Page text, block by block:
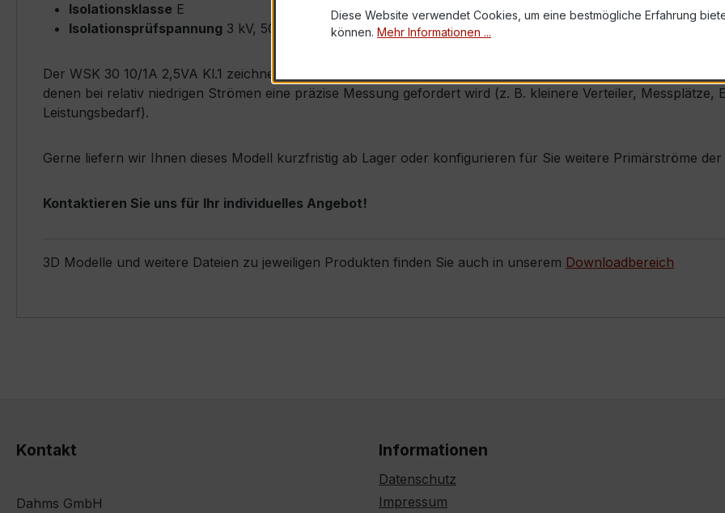
Isolationsklasse E
Isolationsprüfspannung 3 kV, 50 Hz, 1 min
Der WSK 30 10/1A 2,5VA Kl.1 zeichnet sich durch seine sehr kompakte Bauform, hohe Zuverlässigkeit und
denen bei relativ niedrigen Strömen eine präzise Messung gefordert wird (z. B. kleinere Verteiler, Messplätze,
Leistungsbedarf).
Gerne liefern wir Ihnen dieses Modell kurzfristig ab Lager oder konfigurieren für Sie weitere Primärströme der
Kontaktieren Sie uns für Ihr individuelles Angebot!
3D Modelle und weitere Dateien zu jeweiligen Produkten finden Sie auch in unserem Downloadbereich
Kontakt
Dahms GmbH
Informationen
Datenschutz
Impressum
Diese Website verwendet Cookies, um eine bestmögliche Erfahrung
können. Mehr Informationen ...